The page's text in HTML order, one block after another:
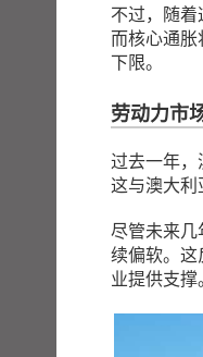
不过，随着
而核心通胀
下限。
劳动力市
过去一年，
这与澳大利
尽管未来几
续偏软。这
业提供支撑